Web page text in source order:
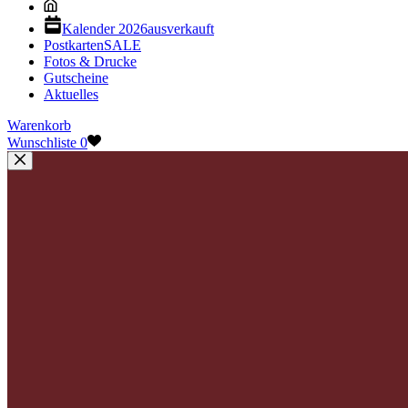
Kalender 2026ausverkauft
PostkartenSALE
Fotos & Drucke
Gutscheine
Aktuelles
Warenkorb
Wunschliste 0